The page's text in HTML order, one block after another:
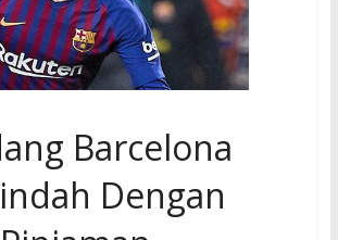
Barcelona
Dengan